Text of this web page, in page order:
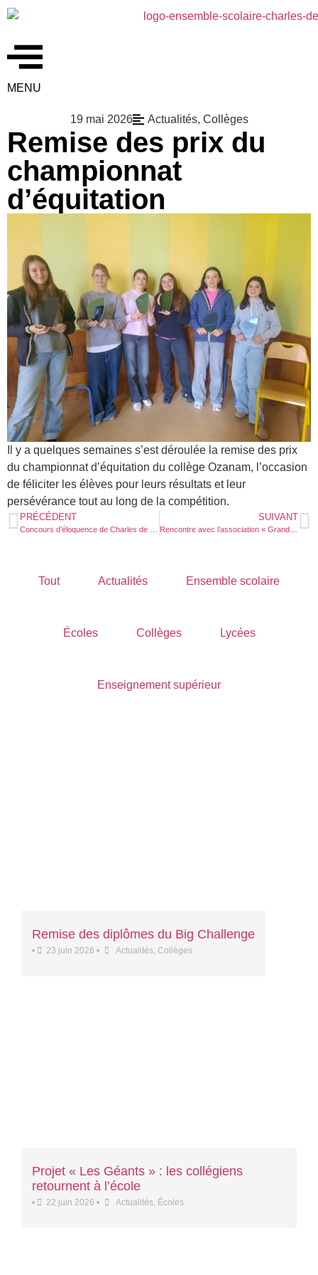
MENU
19 mai 2026 Actualités, Collèges
Remise des prix du
championnat
d’équitation
Il y a quelques semaines s’est déroulée la remise des prix
du championnat d’équitation du collège Ozanam, l’occasion
de féliciter les élèves pour leurs résultats et leur
persévérance tout au long de la compétition.
PRÉCÉDENT SUIVANT
Rencontre avec l’association « Grandir Ensemble Burkina »
Tout Actualités Ensemble scolaire
Écoles Collèges Lycées
Enseignement supérieur
Remise des diplômes du Big Challenge
• 23 juin 2026 • Actualités Collèges
Projet « Les Géants » : les collégiens
retournent à l’école
• 22 juin 2026 • Actualités, Écoles